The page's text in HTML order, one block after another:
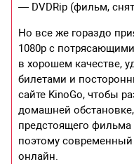
— DVDRip (фильм,
Но все же гораздо
1080р с
в хорошем качестве,
билетами и
сайте KinoGo, чтобы
домашней
предстоящего
поэтому современный
онлайн.